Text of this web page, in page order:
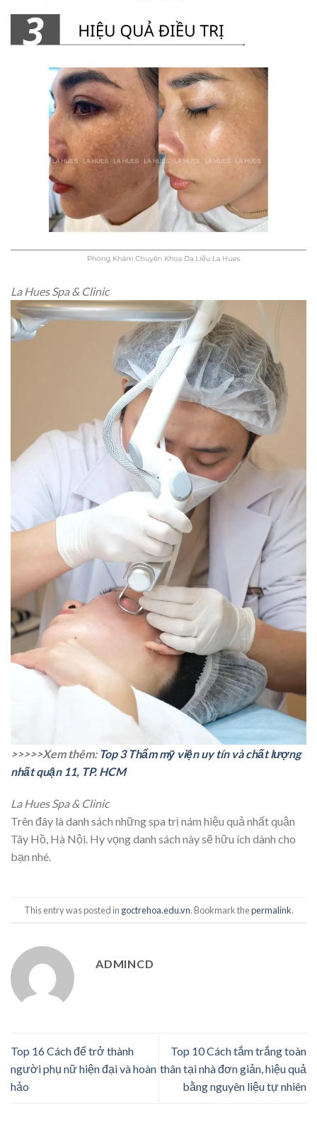
La Hues Spa & Clinic
>>>>>Xem thêm: Top 3 Thẩm mỹ viện uy tín và chất lượng
nhất quận 11, TP. HCM
La Hues Spa & Clinic
Trên đây là danh sách những spa trị nám hiệu quả nhất quận
Tây Hồ, Hà Nội. Hy vọng danh sách này sẽ hữu ích dành cho
bạn nhé.
This entry was posted in goctrehoa.edu.vn. Bookmark thepermalink.
ADMINCD
Top 16 Cách để trở thành
người phụ nữ hiện đại và hoàn
hảo
Top 10 Cách tắm trắng toàn
thân tại nhà đơn giản, hiệu quả
bằng nguyên liệu tự nhiên